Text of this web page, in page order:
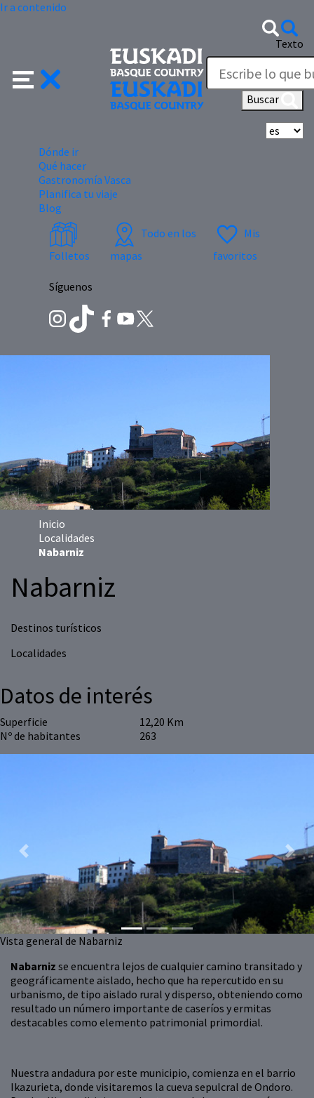
Ir a contenido
Texto
Buscar
Dónde ir
Qué hacer
Gastronomía Vasca
Planifica tu viaje
Blog
Folletos
Todo en los
mapas
Mis
favoritos
Síguenos
Inicio
Localidades
Nabarniz
Nabarniz
Destinos turísticos
Localidades
Nabarniz se encuentra lejos de cualquier camino transitado y
geográficamente aislado, hecho que ha repercutido en su
urbanismo, de tipo aislado rural y disperso, obteniendo como
resultado un número importante de caseríos y ermitas
destacables como elemento patrimonial primordial.
Nuestra andadura por este municipio, comienza en el barrio
Ikazurieta, donde visitaremos la cueva sepulcral de Ondoro.
Datos de interés
Superficie
12,20 Km
Nº de habitantes
263
Vista general de Nabarniz
Previous Next